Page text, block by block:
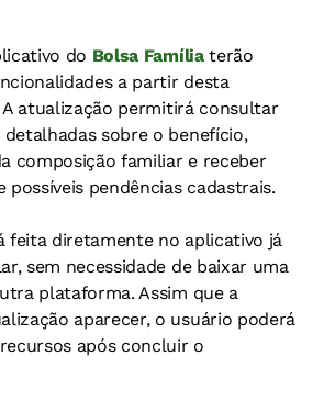
do Bolsa Famíliaterão
a partir desta
A atualização permitirá consultar
sobre o benefício,
composição familiar e receber
possíveis pendências cadastrais.
feita diretamente no aplicativo já
sem necessidade de baixar uma
plataforma. Assim que a
aparecer, o usuário poderá
após concluir o